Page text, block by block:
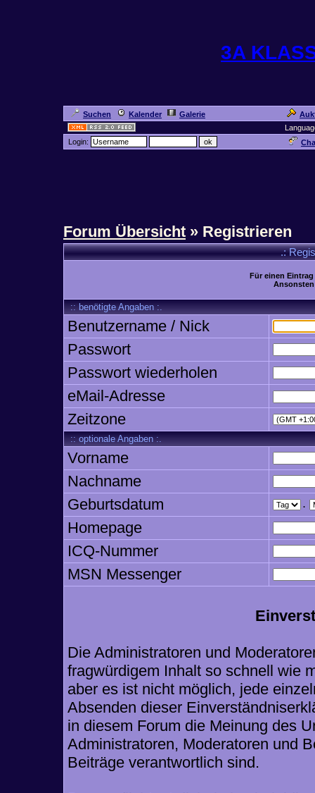
3A
Suchen Kalender Galerie
Login:
Forum Übersicht » Registrieren
.:
Für einen
:: benötigte Angaben :.
Benutzername / Nick
Passwort
Passwort wiederholen
eMail-Adresse
Zeitzone
:: optionale Angaben :.
Vorname
Nachname
Geburtsdatum
.
Homepage
ICQ-Nummer
MSN Messenger
Die Administratoren und
fragwürdigem Inhalt so schnell wie
aber es ist nicht möglich, jede
Absenden dieser
in diesem Forum die Meinung des
Administratoren, Moderatoren und
Beiträge verantwortlich sind.